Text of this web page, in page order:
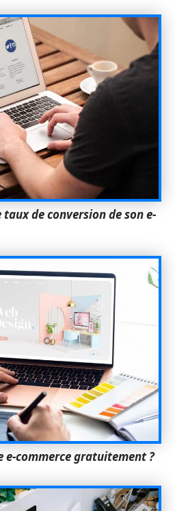
de conversion de son e-
e-commerce gratuitement ?